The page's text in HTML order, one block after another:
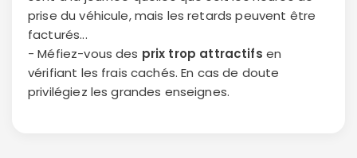
prise du véhicule, mais les retards peuvent être
facturés...
- Méfiez-vous des prix trop attractifs en
vérifiant les frais cachés. En cas de doute
privilégiez les grandes enseignes.